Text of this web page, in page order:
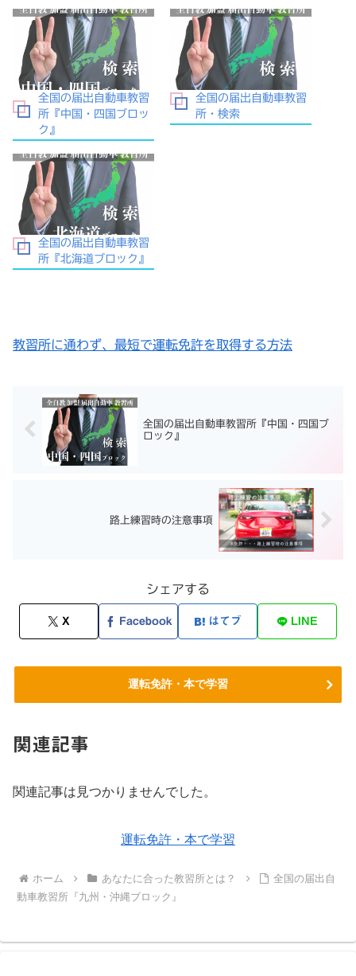
全国の届出自動車教習
所『中国・四国ブロッ
ク』
全国の届出自動車教習
所・検索
全国の届出自動車教習
所『北海道ブロック』
教習所に通わず、最短で運転免許を取得する方法
全国の届出自動車教習所『中国・四国ブ
ロック』
路上練習時の注意事項
シェアする
X Facebook はてブ LINE
運転免許・本で学習
関連記事
関連記事は見つかりませんでした。
運転免許・本で学習
ホーム あなたに合った教習所とは？
全国の届出自
動車教習所『九州・沖縄ブロック』